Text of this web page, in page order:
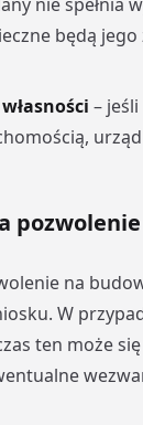
będą
–
na
W
ten może